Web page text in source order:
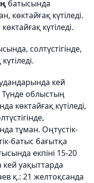
батысында
көктайғақ күтіледі.
күтіледі.
солтүстігінде,
кей
Түнде облыстың
көктайғақ күтіледі,
тұман. Оңтүстік-
батыс бағытқа
екпіні 15-20
уақыттарда
қ.: 21 желтоқсанда